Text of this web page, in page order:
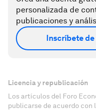
personalizada de
publicaciones y
Inscríbete
Licencia y republicación
Los artículos del Foro
publicarse de acuerdo